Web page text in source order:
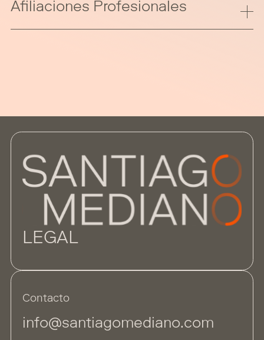
Afiliaciones Profesionales
Contacto
info@santiagomediano.com
LEGAL